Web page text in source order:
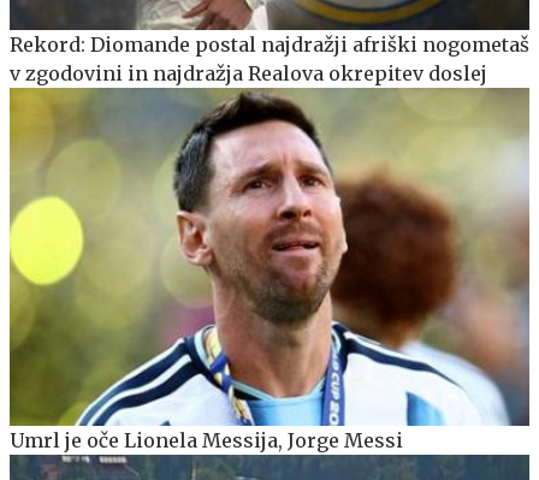
Rekord: Diomande postal najdražji afriški nogometaš
v zgodovini in najdražja Realova okrepitev doslej
Umrl je oče Lionela Messija, Jorge Messi